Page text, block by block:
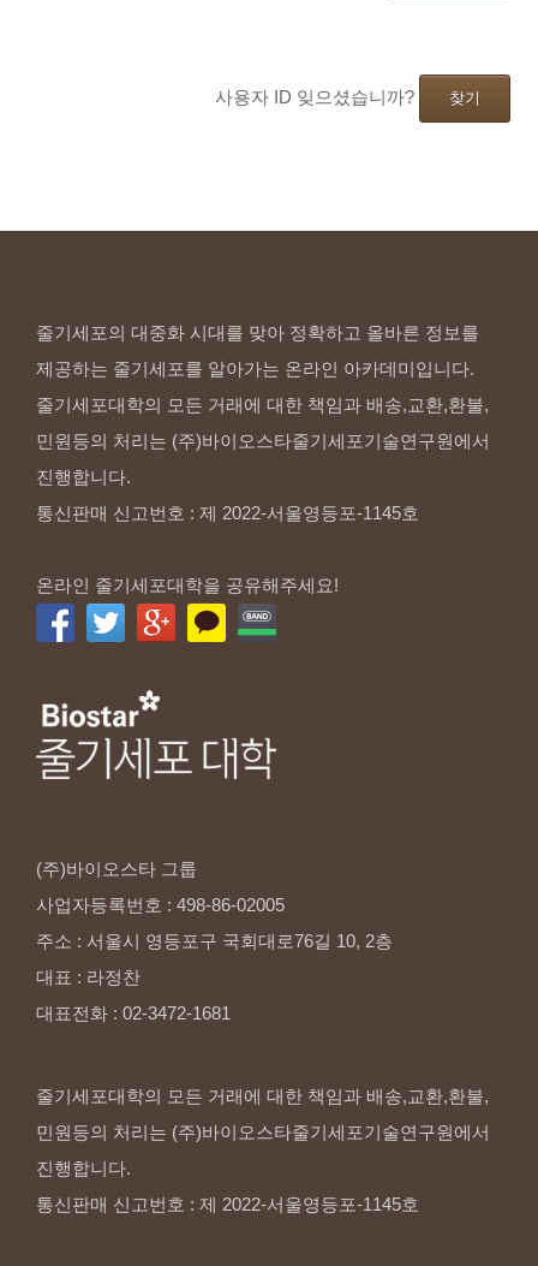
사용자 ID 잊으셨습니까? 찾기
줄기세포의 대중화 시대를 맞아 정확하고 올바른 정보를
제공하는 줄기세포를 알아가는 온라인 아카데미입니다.
줄기세포대학의 모든 거래에 대한 책임과 배송,교환,환불,
민원등의 처리는 (주)바이오스타줄기세포기술연구원에서
진행합니다.
통신판매 신고번호 : 제 2022-서울영등포-1145호
온라인 줄기세포대학을 공유해주세요!
(주)바이오스타 그룹
사업자등록번호 : 498-86-02005
주소 : 서울시 영등포구 국회대로76길 10, 2층
대표 : 라정찬
대표전화 : 02-3472-1681
줄기세포대학의 모든 거래에 대한 책임과 배송,교환,환불,
민원등의 처리는 (주)바이오스타줄기세포기술연구원에서
진행합니다.
통신판매 신고번호 : 제 2022-서울영등포-1145호